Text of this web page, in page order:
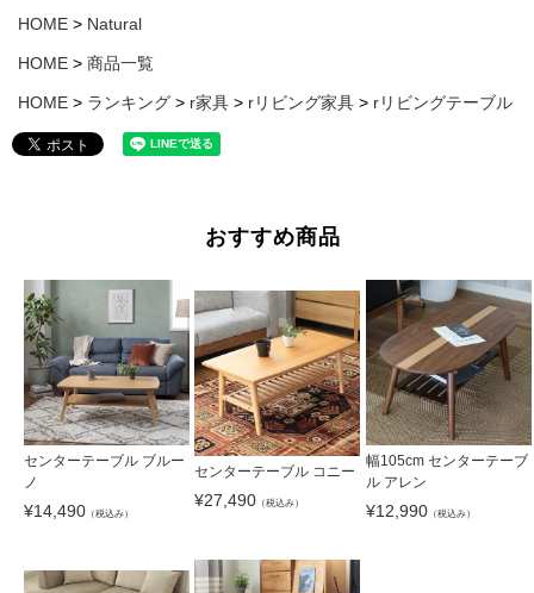
HOME Natural
HOME 商品一覧
HOME ランキング r家具 rリビング家具 rリビングテーブル
おすすめ商品
センターテーブル ブルー
ノ
¥14,490 （税込み）
センターテーブル コニー
¥27,490 （税込み）
幅105cm センターテーブ
ル アレン
¥12,990（税込み）